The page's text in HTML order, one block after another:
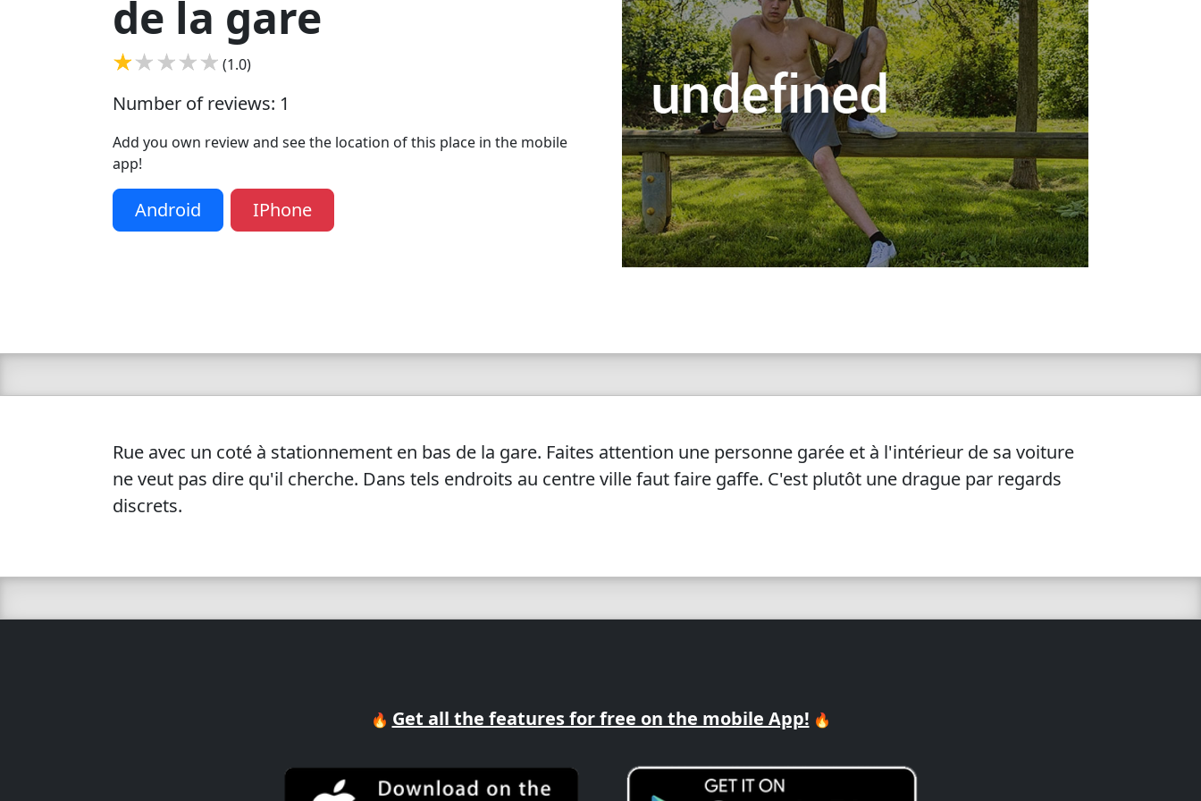
de la gare
(1.0)
Number of reviews: 1
Add you own review and see the location of this place in the mobile
app!
Android IPhone
Rue avec un coté à stationnement en bas de la gare. Faites attention une personne garée et à l'intérieur de sa voiture
ne veut pas dire qu'il cherche. Dans tels endroits au centre ville faut faire gaffe. C'est plutôt une drague par regards
discrets.
🔥 Get all the features for free on the mobile App! 🔥